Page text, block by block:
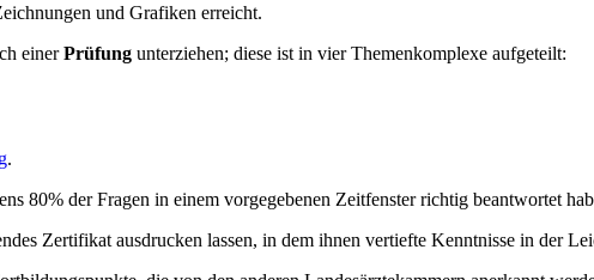
und Grafiken erreicht.
einerPrüfung unterziehen; diese ist in vier Themenkomplexe aufgeteilt:
.
80% der Fragen in einem vorgegebenen Zeitfenster richtig beantwortet
Zertifikat ausdrucken lassen, in dem ihnen vertiefte Kenntnisse in der